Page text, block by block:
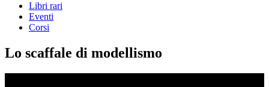
Libri rari
Eventi
Corsi
Lo scaffale di modellismo